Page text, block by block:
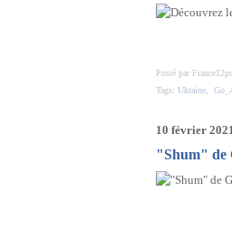
Posté par
Tags: Ukraine
10 février
"Shum" de